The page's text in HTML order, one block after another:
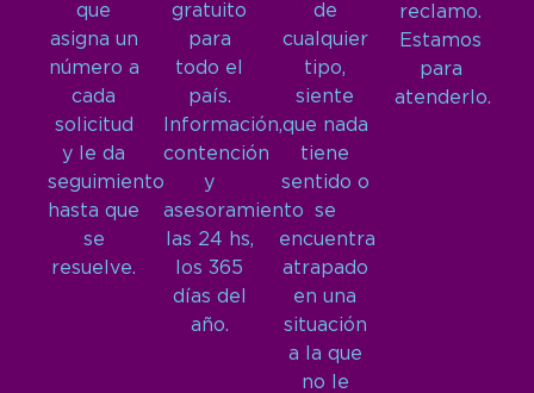
que
asigna un
número a
cada
solicitud
y le da
seguimiento
hasta que
se
resuelve.
gratuito
para
todo el
país.
Información,
contención
y
asesoramiento
las 24 hs,
los 365
días del
año.
de
cualquier
tipo,
siente
que nada
tiene
sentido o
se
encuentra
atrapado
en una
situación
a la que
no le
reclamo.
Estamos
para
atenderlo.